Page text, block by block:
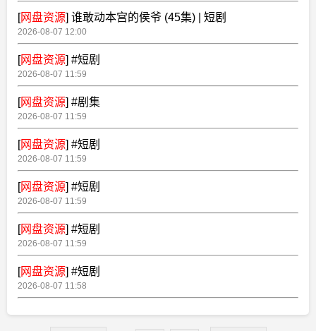
[网盘资源] 谁敢动本宫的侯爷 (45集) | 短剧
2026-08-07 12:00
[网盘资源] #短剧
2026-08-07 11:59
[网盘资源] #剧集
2026-08-07 11:59
[网盘资源] #短剧
2026-08-07 11:59
[网盘资源] #短剧
2026-08-07 11:59
[网盘资源] #短剧
2026-08-07 11:59
[网盘资源] #短剧
2026-08-07 11:58